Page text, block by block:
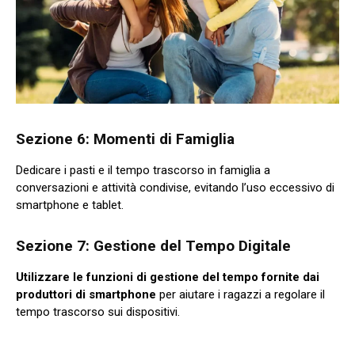
Sezione 6: Momenti di Famiglia
Dedicare i pasti e il tempo trascorso in famiglia a
conversazioni e attività condivise, evitando l’uso eccessivo di
smartphone e tablet.
Sezione 7: Gestione del Tempo Digitale
Utilizzare le funzioni di gestione del tempo fornite dai
produttori di smartphone per aiutare i ragazzi a regolare il
tempo trascorso sui dispositivi.